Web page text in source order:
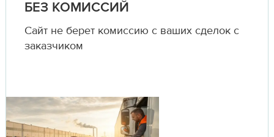
БЕЗ КОМИССИЙ
Сайт не берет комиссию с ваших сделок с
заказчиком